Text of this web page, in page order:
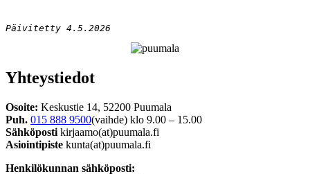
Päivitetty 4.5.2026
Yhteystiedot
Osoite: Keskustie 14, 52200 Puumala
Puh. 015 888 9500(vaihde) klo 9.00 – 15.00
Sähköposti kirjaamo(at)puumala.fi
Asiointipiste kunta(at)puumala.fi
Henkilökunnan sähköposti: